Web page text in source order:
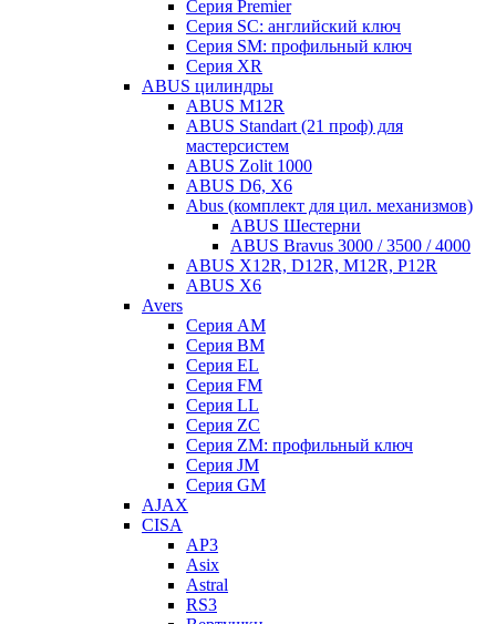
Серия Premier
Серия SC: английский ключ
Серия SM: профильный ключ
Серия XR
ABUS цилиндры
ABUS M12R
ABUS Standart (21 проф) для
мастерсистем
ABUS Zolit 1000
ABUS D6, X6
Abus (комплект для цил. механизмов)
ABUS Шестерни
ABUS Bravus 3000 / 3500 / 4000
ABUS X12R, D12R, M12R, P12R
ABUS X6
Avers
Серия AM
Серия BM
Серия EL
Серия FM
Серия LL
Серия ZC
Серия ZM: профильный ключ
Серия JM
Серия GM
AJAX
CISA
AP3
Asix
Astral
RS3